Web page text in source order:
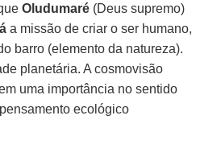
Oludumaré (Deus supremo)
a missão de criar o ser humano,
barro (elemento da natureza).
planetária. A cosmovisão
uma importância no sentido
ecológico